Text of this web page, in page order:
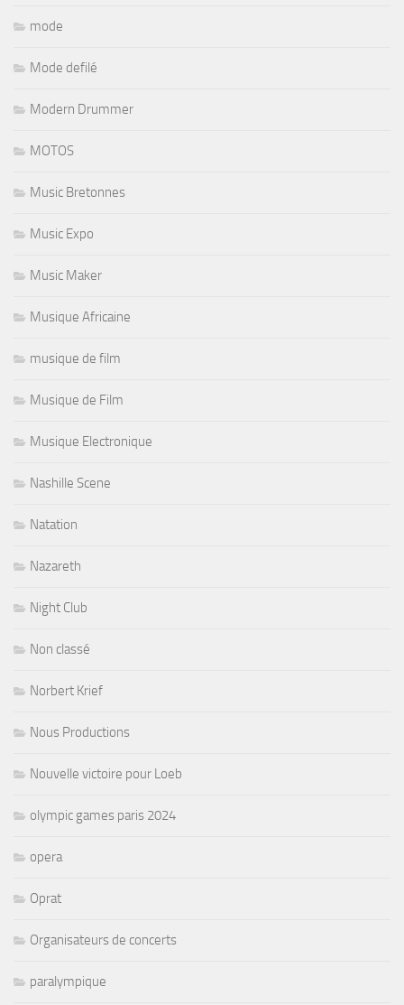
mode
Mode defilé
Modern Drummer
MOTOS
Music Bretonnes
Music Expo
Music Maker
Musique Africaine
musique de film
Musique de Film
Musique Electronique
Nashille Scene
Natation
Nazareth
Night Club
Non classé
Norbert Krief
Nous Productions
Nouvelle victoire pour Loeb
olympic games paris 2024
opera
Oprat
Organisateurs de concerts
paralympique